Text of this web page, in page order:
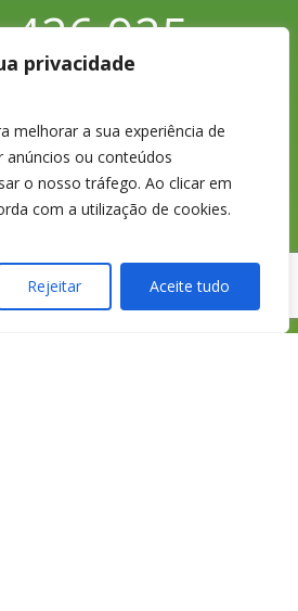
privacidade
melhorar a sua experiência de
anúncios ou conteúdos
o nosso tráfego. Ao clicar em
com a utilização de cookies.
Rejeitar Aceite tudo
426 925
para a rede